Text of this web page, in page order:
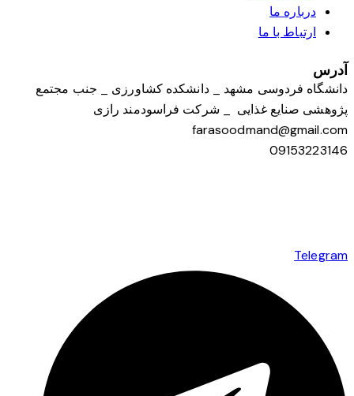
درباره ما
ارتباط با ما
آدرس
دانشگاه فردوسی مشهد _ دانشکده کشاورزی _ جنب مجتمع
پژوهشی صنایع غذایی _ شرکت فراسودمند رازی
farasoodmand@gmail.com
09153223146
Telegram